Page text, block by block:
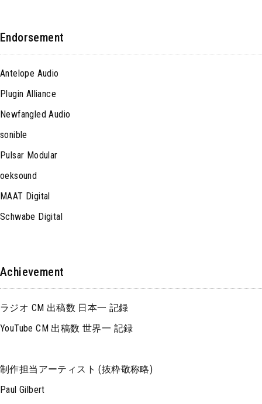
Endorsement
Antelope Audio
Plugin Alliance
Newfangled Audio
sonible
Pulsar Modular
oeksound
MAAT Digital
Schwabe Digital
Achievement
ラジオ CM 出稿数 日本一 記録
YouTube CM 出稿数 世界一 記録
制作担当アーティスト (抜粋敬称略)
Paul Gilbert